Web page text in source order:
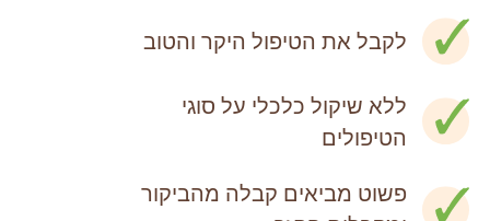
לקבל את הטיפול היקר והטוב
ללא שיקול כלכלי על סוגי
הטיפולים
פשוט מביאים קבלה מהביקור